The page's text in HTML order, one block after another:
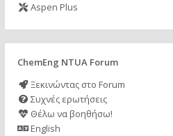
Aspen Plus
ChemEng NTUA Forum
Ξεκινώντας στο Forum
Συχνές ερωτήσεις
Θέλω να βοηθήσω!
English